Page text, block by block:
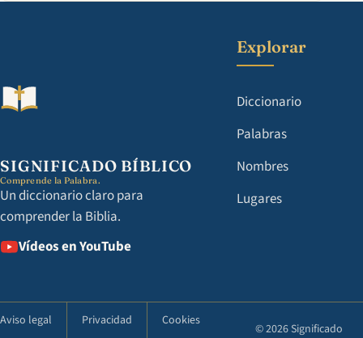
SIGNIFICADO BÍBLICO
Comprende la Palabra.
Un diccionario claro para
comprender la Biblia.
Vídeos en YouTube
Explorar
Diccionario
Palabras
Nombres
Lugares
Aviso legal Privacidad Cookies
© 2026 Significado